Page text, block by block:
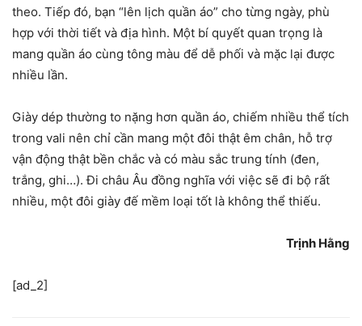
theo. Tiếp đó, bạn “lên lịch quần áo” cho từng ngày, phù
hợp với thời tiết và địa hình. Một bí quyết quan trọng là
mang quần áo cùng tông màu để dễ phối và mặc lại được
nhiều lần.
Giày dép thường to nặng hơn quần áo, chiếm nhiều thể tích
trong vali nên chỉ cần mang một đôi thật êm chân, hỗ trợ
vận động thật bền chắc và có màu sắc trung tính (đen,
trắng, ghi…). Đi châu Âu đồng nghĩa với việc sẽ đi bộ rất
nhiều, một đôi giày đế mềm loại tốt là không thể thiếu.
Trịnh Hằng
[ad_2]